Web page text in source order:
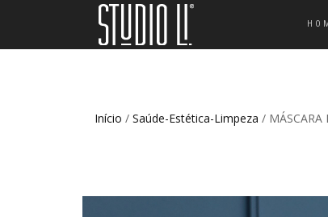
Início / Saúde-Estética-Limpeza / MÁSCARA